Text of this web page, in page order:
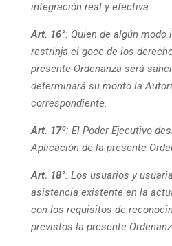
integración real y efectiva.
Art. 16°: Quien de algún modo
restrinja el goce de los
presente Ordenanza será
determinará su monto la
correspondiente.
Art. 17º: El Poder Ejecutivo
Aplicación de la presente
Art. 18°: Los usuarios y
asistencia existente en la
con los requisitos de
previstos la presente